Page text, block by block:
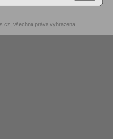
, všechna práva vyhrazena.